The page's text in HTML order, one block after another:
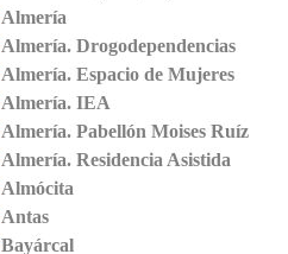
Almería
Almería. Drogodependencias
Almería. Espacio de Mujeres
Almería. IEA
Almería. Pabellón Moises Ruíz
Almería. Residencia Asistida
Almócita
Antas
Bayárcal